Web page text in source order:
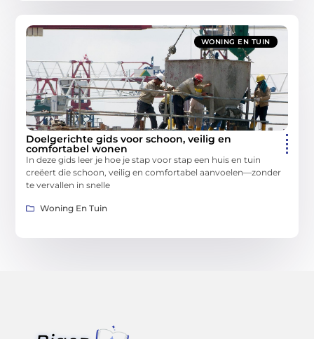
WONING EN TUIN
Doelgerichte gids voor schoon, veilig en
comfortabel wonen
In deze gids leer je hoe je stap voor stap een huis en tuin
creëert die schoon, veilig en comfortabel aanvoelen—zonder
te vervallen in snelle
Woning En Tuin